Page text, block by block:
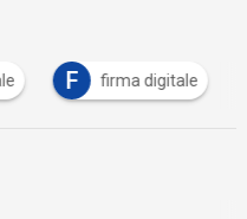
F firma digitale